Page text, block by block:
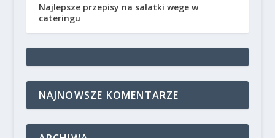
Najlepsze przepisy na sałatki wege w
cateringu
NAJNOWSZE KOMENTARZE